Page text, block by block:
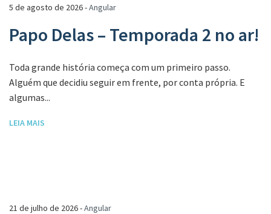
5 de agosto de 2026 -Angular
Papo Delas – Temporada 2 no ar!
Toda grande história começa com um primeiro passo.
Alguém que decidiu seguir em frente, por conta própria. E
algumas...
LEIA MAIS
21 de julho de 2026 -Angular